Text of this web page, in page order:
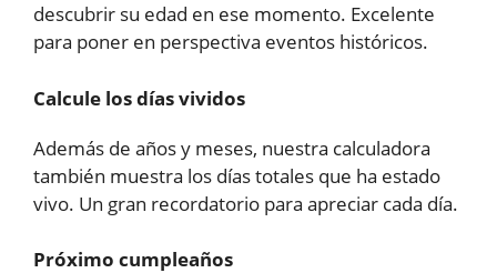
descubrir su edad en ese momento. Excelente
para poner en perspectiva eventos históricos.
Calcule los días vividos
Además de años y meses, nuestra calculadora
también muestra los días totales que ha estado
vivo. Un gran recordatorio para apreciar cada día.
Próximo cumpleaños